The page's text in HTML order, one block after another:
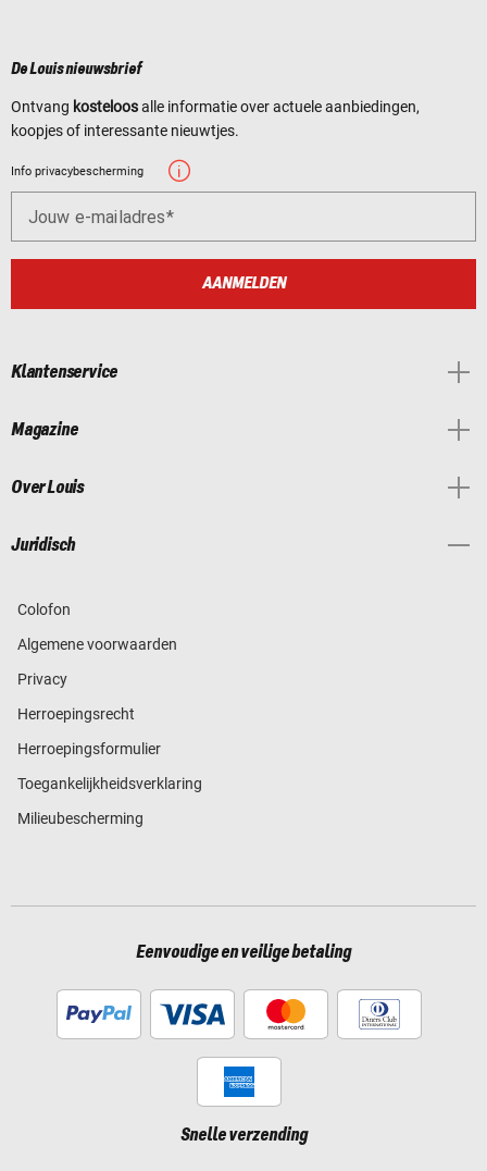
De Louis nieuwsbrief
Ontvang kosteloosalle informatie over actuele aanbiedingen,
koopjes of interessante nieuwtjes.
Info privacybescherming
Jouw e-mailadres
AANMELDEN
Klantenservice
Magazine
Over Louis
Juridisch
Colofon
Algemene voorwaarden
Privacy
Herroepingsrecht
Herroepingsformulier
Toegankelijkheidsverklaring
Milieubescherming
Eenvoudige en veilige betaling
Snelle verzending